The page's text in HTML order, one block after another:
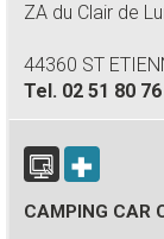
ZA du Clair de
44360 ST
Tel. 02 51 80 76
CAMPING CAR